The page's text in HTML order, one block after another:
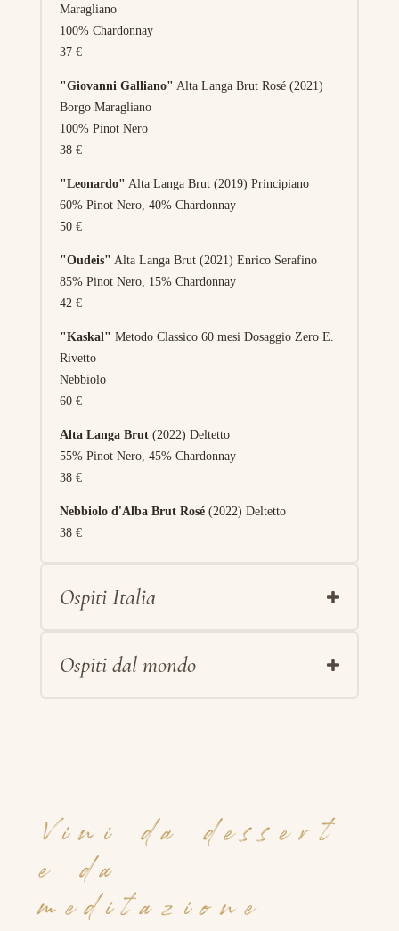
Maragliano
100% Chardonnay
37 €
"Giovanni Galliano" Alta Langa Brut Rosé (2021)
Borgo Maragliano
100% Pinot Nero
38 €
"Leonardo" Alta Langa Brut (2019) Principiano
60% Pinot Nero, 40% Chardonnay
50 €
"Oudeis" Alta Langa Brut (2021) Enrico Serafino
85% Pinot Nero, 15% Chardonnay
42 €
"Kaskal" Metodo Classico 60 mesi Dosaggio Zero E.
Rivetto
Nebbiolo
60 €
Alta Langa Brut(2022) Deltetto
55% Pinot Nero, 45% Chardonnay
38 €
Nebbiolo d'Alba Brut Rosé(2022) Deltetto
38 €
Ospiti Italia
Ospiti dal mondo
Vini da dessert
e da
meditazione